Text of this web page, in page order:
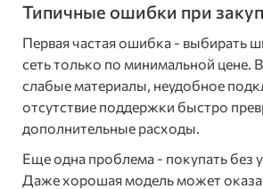
Типичные ошибки при
Первая частая ошибка - выбирать
сеть только по минимальной цене.
слабые материалы, неудобное
отсутствие поддержки быстро
дополнительные расходы.
Еще одна проблема - покупать без
Даже хорошая модель может